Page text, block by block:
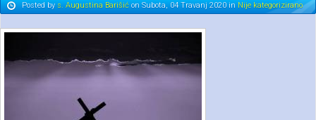
Posted bys. Augustina Barišić onSubota, 04 Travanj 2020 in Nije kategorizirano